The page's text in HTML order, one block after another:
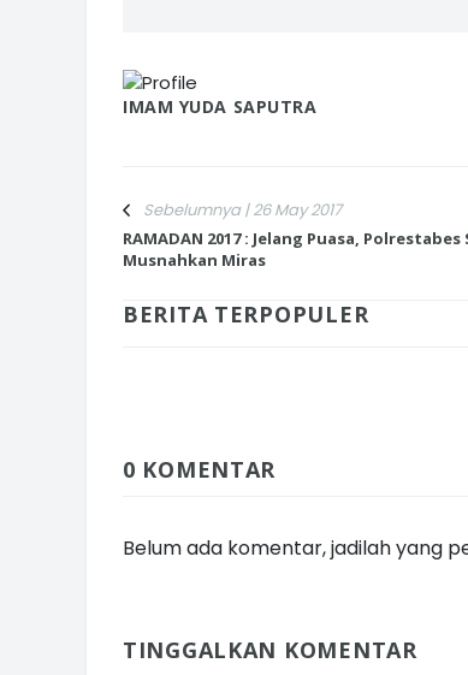
IMAM YUDA SAPUTRA
Sebelumnya | 26 May 2017
RAMADAN 2017 : Jelang Puasa,
Musnahkan Miras
BERITA TERPOPULER
0 KOMENTAR
Belum ada komentar, jadilah yang
TINGGALKAN KOMENTAR
INI CARA UMAT KRISTIANI